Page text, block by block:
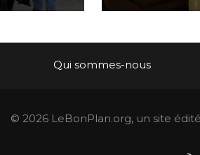
Qui sommes-nous
© 2026 LeBonPlan.org, un site